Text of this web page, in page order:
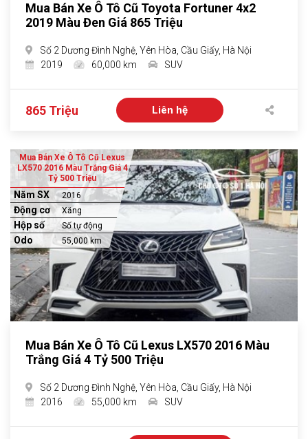
Mua Bán Xe Ô Tô Cũ Toyota Fortuner 4x2
2019 Màu Đen Giá 865 Triệu
Số 2 Dương Đình Nghệ, Yên Hòa, Cầu Giấy, Hà Nội
2019
60,000 km SUV
865 Triệu Liên hệ
Mua Bán Xe Ô Tô Cũ Lexus
LX570 2016 Màu Trắng Giá 4
Tỷ 500 Triệu
Năm SX 2016
Động cơ Xăng
Hộp số Số tự động
Odo 55,000 km
Mua Bán Xe Ô Tô Cũ Lexus LX570 2016 Màu
Trắng Giá 4 Tỷ 500 Triệu
Số 2 Dương Đình Nghệ, Yên Hòa, Cầu Giấy, Hà Nội
2016
55,000 km SUV